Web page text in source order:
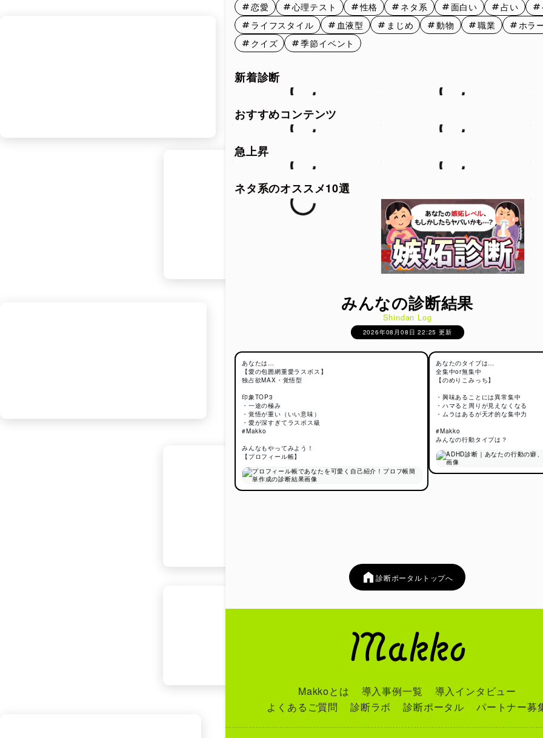
7月26日 7月27日 7月28日 7月29日 7月30
7月31日
恋愛 心理テスト 性格 ネタ系 面白い 占い
ライフスタイル
血液型 まじめ 動物 職業
ホラ
クイズ
季節イベント
新着診断
おすすめコンテンツ
急上昇
ネタ系のオススメ10選
みんなの診断結果
Shindan Log
2026年08月08日 22:25 更新
あなたは…
【愛の包囲網重愛ラスボス】
独占欲MAX・覚悟型
印象TOP3
・一途の極み
・覚悟が重い（いい意味）
・愛が深すぎてラスボス級
#Makko
みんなもやってみよう！
【プロフィール帳】
あなたのタイプは…
全集中or無集中
【のめりこみっち】
・興味あることには異常集中
・ハマると周りが見えなくなる
・ムラはあるが天才的な集中力
#Makko
みんなの行動タイプは？
診断ポータルトップへ
Makkoとは 導入事例一覧
導入インタビュー
よくあるご質問
診断ラボ 診断ポータル パートナー募